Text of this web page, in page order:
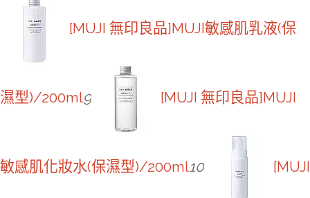
[MUJI 無印良品]MUJI敏感肌乳液(保
濕型)/200ml9 [MUJI 無印良品]MUJI
敏感肌化妝水(保濕型)/200ml10 [MUJI